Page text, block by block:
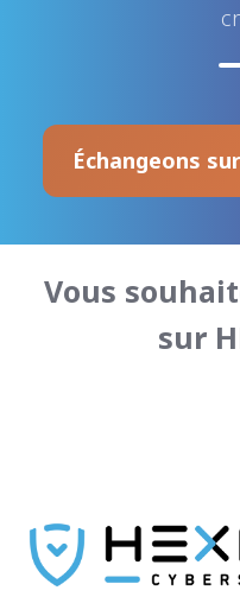
Échangeons
Vous
sur